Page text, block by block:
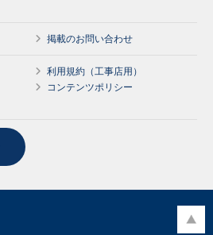
掲載のお問い合わせ
利用規約（工事店用）
コンテンツポリシー